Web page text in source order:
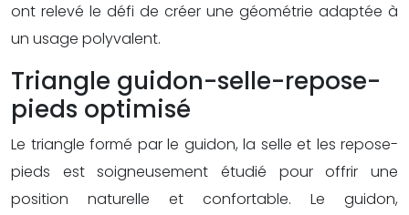
ont relevé le défi de créer une géométrie adaptée à
un usage polyvalent.
Triangle guidon-selle-repose-
pieds optimisé
Le triangle formé par le guidon, la selle et les repose-
pieds est soigneusement étudié pour offrir une
position naturelle et confortable. Le guidon,